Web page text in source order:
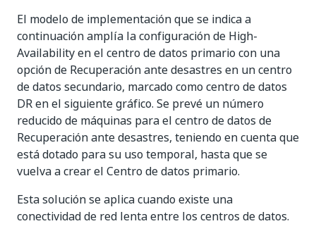
El modelo de implementación que se indica a
continuación amplía la configuración de High-
Availability en el centro de datos primario con una
opción de Recuperación ante desastres en un centro
de datos secundario, marcado como centro de datos
DR en el siguiente gráfico. Se prevé un número
reducido de máquinas para el centro de datos de
Recuperación ante desastres, teniendo en cuenta que
está dotado para su uso temporal, hasta que se
vuelva a crear el Centro de datos primario.
Esta solución se aplica cuando existe una
conectividad de red lenta entre los centros de datos.